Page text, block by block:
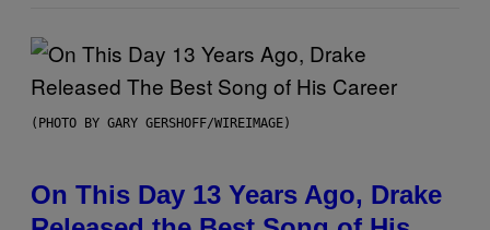
(PHOTO BY GARY GERSHOFF/WIREIMAGE)
On This Day 13 Years Ago, Drake